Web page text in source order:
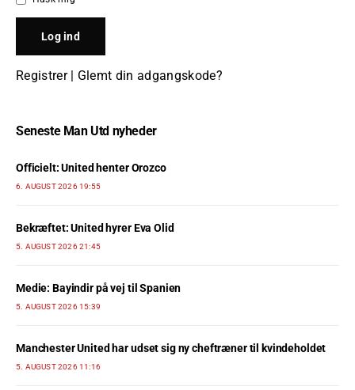
Registrer| Glemt din adgangskode?
Seneste Man Utd nyheder
Officielt: United henter Orozco
6. AUGUST 2026 19:55
Bekræftet: United hyrer Eva Olid
5. AUGUST 2026 21:45
Medie: Bayindir på vej til Spanien
5. AUGUST 2026 15:39
Manchester United har udset sig ny cheftræner til kvindeholdet
5. AUGUST 2026 11:16